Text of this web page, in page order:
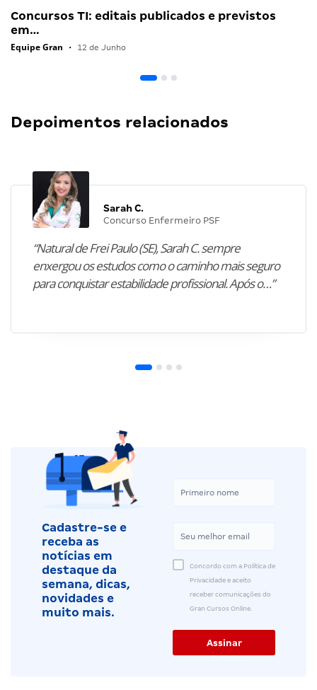
Concursos TI: editais publicados e previstos
em…
Equipe Gran • 12 de Junho
Depoimentos relacionados
Sarah C.
Concurso Enfermeiro PSF
“Natural de Frei Paulo (SE), Sarah C. sempre
enxergou os estudos como o caminho mais seguro
para conquistar estabilidade profissional. Após o…”
Cadastre-se e
receba as
notícias em
destaque da
semana, dicas,
novidades e
muito mais.
Concordo com a Política de
Privacidade e aceito
receber comunicações do
Gran Cursos Online.